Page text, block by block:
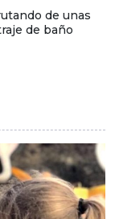
de unas
de baño